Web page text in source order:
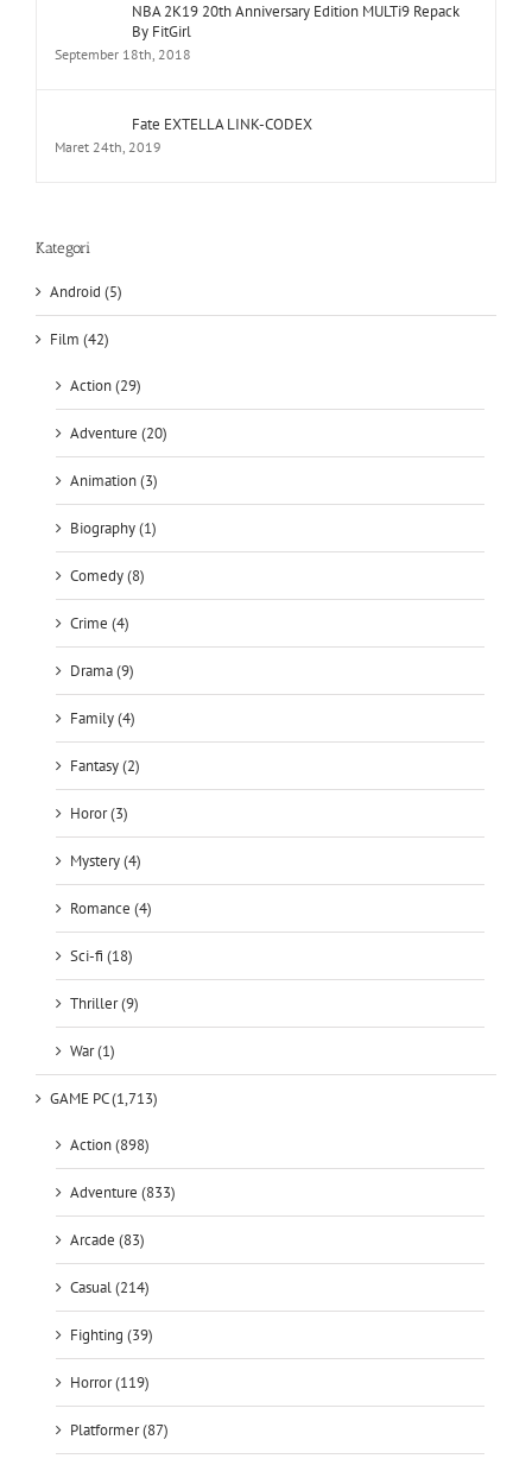
NBA 2K19 20th Anniversary Edition MULTi9 Repack
By FitGirl
September 18th, 2018
Fate EXTELLA LINK-CODEX
Maret 24th, 2019
Kategori
Android (5)
Film (42)
Action (29)
Adventure (20)
Animation (3)
Biography (1)
Comedy (8)
Crime (4)
Drama (9)
Family (4)
Fantasy (2)
Horor (3)
Mystery (4)
Romance (4)
Sci-fi (18)
Thriller (9)
War (1)
GAME PC (1,713)
Action (898)
Adventure (833)
Arcade (83)
Casual (214)
Fighting (39)
Horror (119)
Platformer (87)